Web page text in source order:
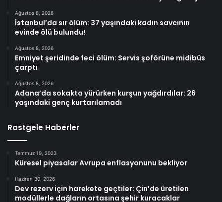
Ağustos 8, 2026
İstanbul’da sır ölüm: 37 yaşındaki kadın savcının
evinde ölü bulundu!
Ağustos 8, 2026
Emniyet şeridinde feci ölüm: Servis şoförüne midibüs
çarptı
Ağustos 8, 2026
Adana’da sokakta yürürken kurşun yağdırdılar: 26
yaşındaki genç kurtarılamadı
Rastgele Haberler
Temmuz 19, 2023
Küresel piyasalar Avrupa enflasyonunu bekliyor
Haziran 30, 2026
Dev rezerv için harekete geçtiler: Çin’de üretilen
modüllerle dağların ortasına şehir kuracaklar